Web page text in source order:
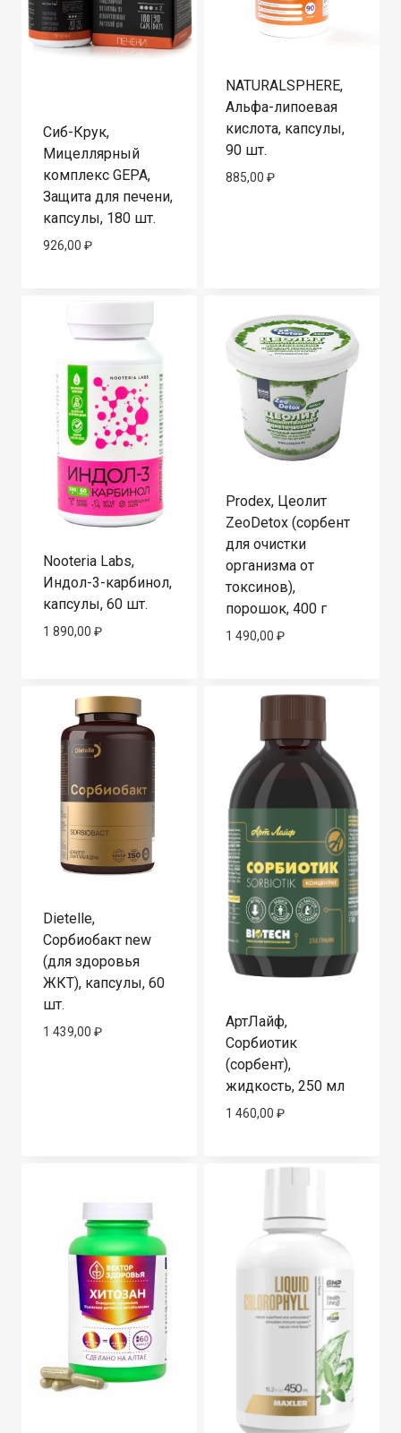
Сиб-Крук,
Мицеллярный
комплекс GEPA,
Защита для печени,
капсулы, 180 шт.
926,00 ₽
NATURALSPHERE,
Альфа-липоевая
кислота, капсулы,
90 шт.
885,00 ₽
Nooteria Labs,
Индол-3-карбинол,
капсулы, 60 шт.
1 890,00 ₽
Prodex, Цеолит
ZeoDetox (сорбент
для очистки
организма от
токсинов),
порошок, 400 г
1 490,00 ₽
Dietelle,
Сорбиобакт new
(для здоровья
ЖКТ), капсулы, 60
шт.
1 439,00 ₽
АртЛайф,
Сорбиотик
(сорбент),
жидкость, 250 мл
1 460,00 ₽